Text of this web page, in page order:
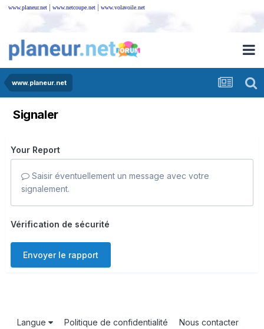
www.planeur.net | www.netcoupe.net | www.volavoile.net
www.planeur.net
Signaler
Your Report
Saisir éventuellement un message avec votre
signalement.
Vérification de sécurité
Envoyer le rapport
Langue Politique de confidentialité
Nous contacter